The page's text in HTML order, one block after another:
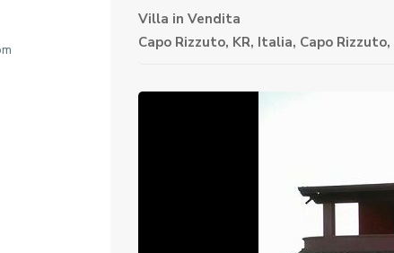
Villa in Vendita
Capo Rizzuto, KR, Italia, Capo Rizzuto,